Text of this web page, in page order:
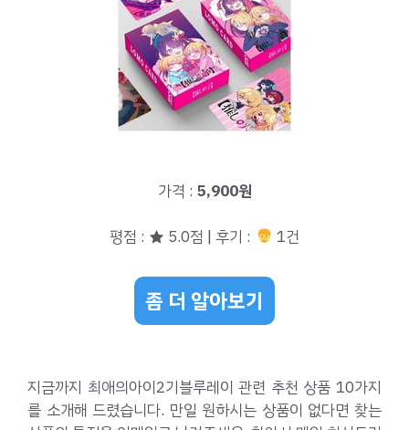
가격 : 5,900원
평점 : ★ 5.0점 | 후기 : 1건
좀 더 알아보기
지금까지 최애의아이2기블루레이 관련 추천 상품 10가지
를 소개해 드렸습니다. 만일 원하시는 상품이 없다면 찾는